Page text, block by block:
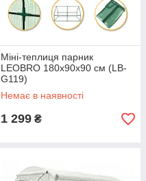
Міні-теплиця парник
LEOBRO 180x90x90 см (LB-
G119)
Немає в наявності
1 299 ₴